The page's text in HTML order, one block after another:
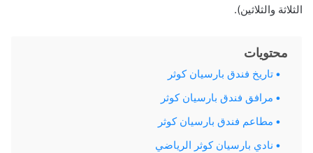
الثلاثة والثلاثين).
محتويات
تاريخ فندق بارسيان كوثر
مرافق فندق بارسيان كوثر
مطاعم فندق بارسيان كوثر
نادي بارسيان كوثر الرياضي